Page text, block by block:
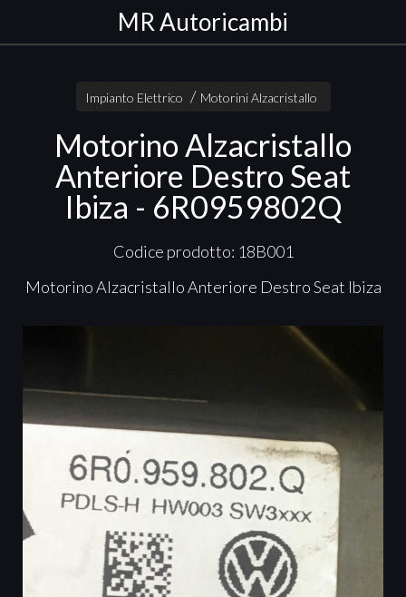
MR Autoricambi
Impianto Elettrico Motorini Alzacristallo
Motorino Alzacristallo
Anteriore Destro Seat
Ibiza - 6R0959802Q
Codice prodotto: 18B001
Motorino Alzacristallo Anteriore Destro Seat Ibiza